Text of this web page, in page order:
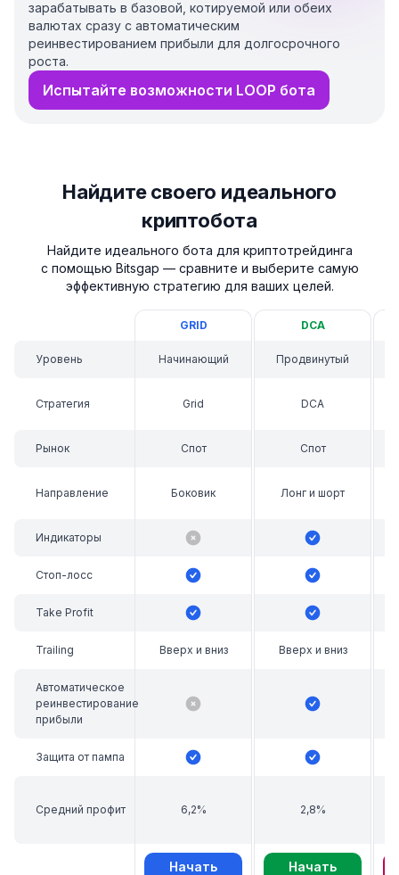
зарабатывать в базовой, котируемой или обеих
валютах сразу с автоматическим
реинвестированием прибыли для долгосрочного
роста.
Испытайте возможности LOOP бота
Найдите своего идеального
криптобота
Найдите идеального бота для криптотрейдинга
с помощью Bitsgap — сравните и выберите самую
эффективную стратегию для ваших целей.
GRID DCA
Уровень Начинающий Продвинутый
Стратегия Grid DCA
Рынок Спот Спот
Направление Боковик Лонг и шорт
Индикаторы
Стоп-лосс
Take Profit
Trailing Вверх и вниз Вверх и вниз
Автоматическое
реинвестирование
прибыли
Защита от пампа
Средний профит 6,2% 2,8%
Начать
Начать